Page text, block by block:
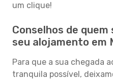
um clique!
Conselhos de
seu alojamento em
Para que a sua chegada
tranquila possível,